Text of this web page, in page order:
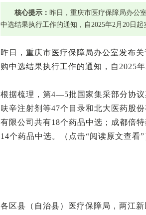
核心提示： 昨日，重庆市医疗保障局办公
中选结果执行工作的通知，自2025年2月20日起
昨日，重庆市医疗保障局办公室发布
购中选结果执行工作的通知，自2025年
根据梳理，第4—5批国家集采部分协
呋辛注射剂等47个目录和北大医药股
有限公司共有18个药品中选；成都倍
14个药品中选。（点击“阅读原文查看”
各区县（自治县）医疗保障局，两江